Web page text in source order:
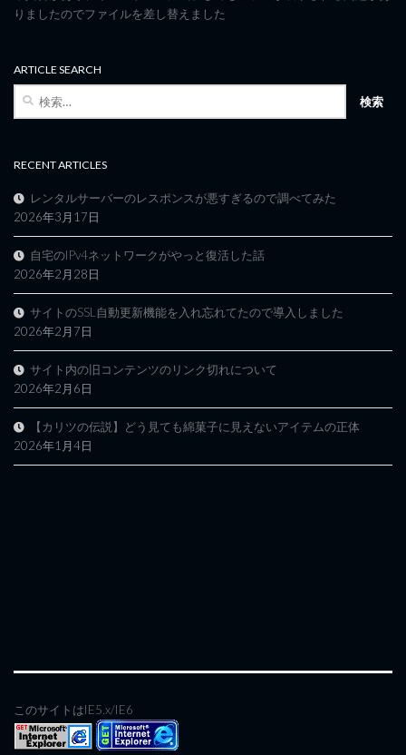
りましたのでファイルを差し替えました
ARTICLE SEARCH
検
RECENT ARTICLES
レンタルサーバーのレスポンスが悪すぎるので調べてみた
2026年3月17日
自宅のIPv4ネットワークがやっと復活した話
2026年2月28日
サイトのSSL自動更新機能を入れ忘れてたので導入しました
2026年2月7日
サイト内の旧コンテンツのリンク切れについて
2026年2月6日
【カリツの伝説】どう見ても綿菓子に見えないアイテムの正体
2026年1月4日
このサイトはIE5.x/IE6